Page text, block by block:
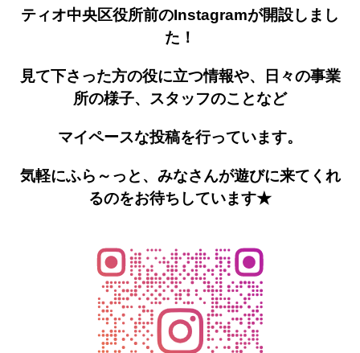
ティオ中央区役所前のInstagramが開設しまし
た！
見て下さった方の役に立つ情報や、日々の事業
所の様子、スタッフのことなど
マイペースな投稿を行っています。
気軽にふら～っと、みなさんが遊びに来てくれ
るのをお待ちしています★